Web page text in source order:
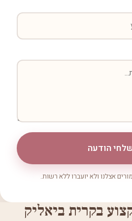
הודעה
אצלנו ולא יועברו ללא רשות.
בקרית ביאליק